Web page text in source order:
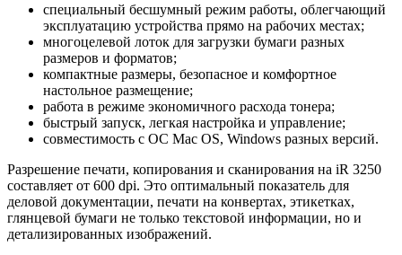
специальный бесшумный режим работы, облегчающий
эксплуатацию устройства прямо на рабочих местах;
многоцелевой лоток для загрузки бумаги разных
размеров и форматов;
компактные размеры, безопасное и комфортное
настольное размещение;
работа в режиме экономичного расхода тонера;
быстрый запуск, легкая настройка и управление;
совместимость с ОС Mac OS, Windows разных версий.
Разрешение печати, копирования и сканирования на iR 3250
составляет от 600 dpi. Это оптимальный показатель для
деловой документации, печати на конвертах, этикетках,
глянцевой бумаги не только текстовой информации, но и
детализированных изображений.